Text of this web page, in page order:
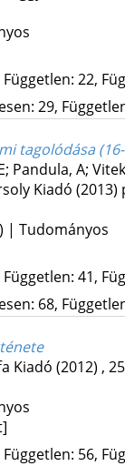
22,
29,
tagolódása (16-
Pandula, A;
Kiadó (2013)
| Tudományos
41,
68,
Kiadó (2012) ,
56,